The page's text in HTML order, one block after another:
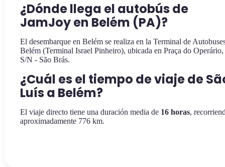
¿Dónde llega el autobús de
JamJoy en Belém (PA)?
El desembarque en Belém se realiza en la Terminal de
Belém (Terminal Israel Pinheiro), ubicada en Praça do Operário,
S/N - São Brás.
¿Cuál es el tiempo de viaje de
Luís a Belém?
El viaje directo tiene una duración media de 16 horas,
aproximadamente 776 km.